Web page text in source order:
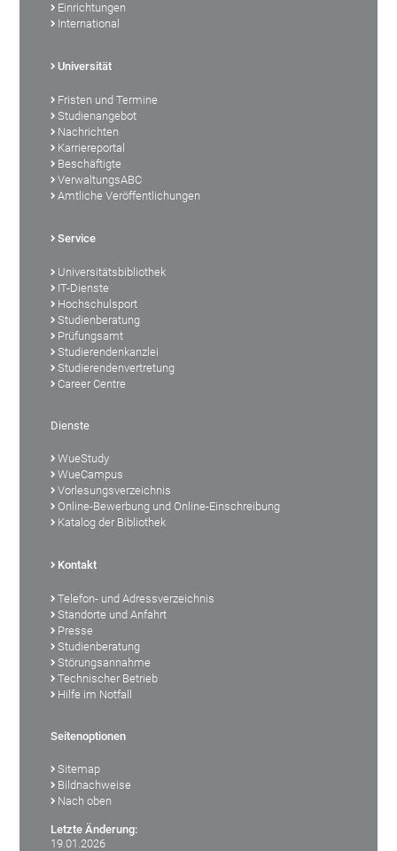
Einrichtungen
International
Universität
Fristen und Termine
Studienangebot
Nachrichten
Karriereportal
Beschäftigte
VerwaltungsABC
Amtliche Veröffentlichungen
Service
Universitätsbibliothek
IT-Dienste
Hochschulsport
Studienberatung
Prüfungsamt
Studierendenkanzlei
Studierendenvertretung
Career Centre
Dienste
WueStudy
WueCampus
Vorlesungsverzeichnis
Online-Bewerbung und Online-Einschreibung
Katalog der Bibliothek
Kontakt
Telefon- und Adressverzeichnis
Standorte und Anfahrt
Presse
Studienberatung
Störungsannahme
Technischer Betrieb
Hilfe im Notfall
Seitenoptionen
Sitemap
Bildnachweise
Nach oben
Letzte Änderung:
19.01.2026